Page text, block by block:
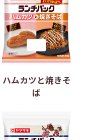
ハムカツと焼きそ
ば